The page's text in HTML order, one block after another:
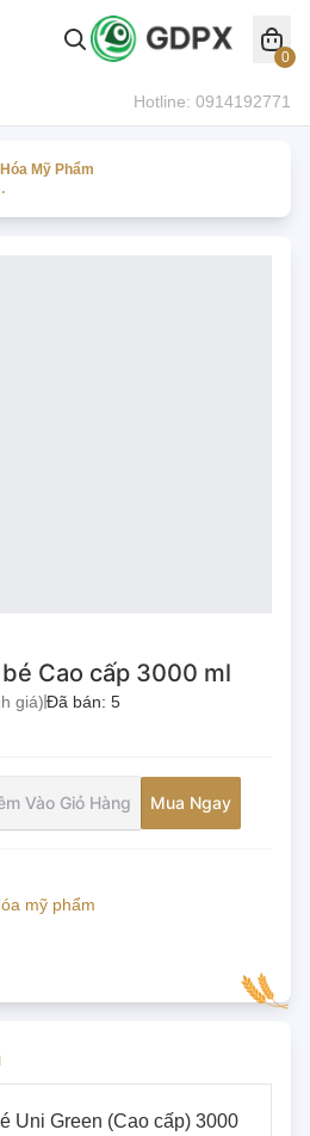
0
Hotline: 0914192771
Hóa Mỹ Phẩm
3000 Ml
Cao cấp 3000 ml
giá)Đã bán: 5
Vào Giỏ Hàng Mua Ngay
mỹ phẩm
Uni Green (Cao cấp) 3000